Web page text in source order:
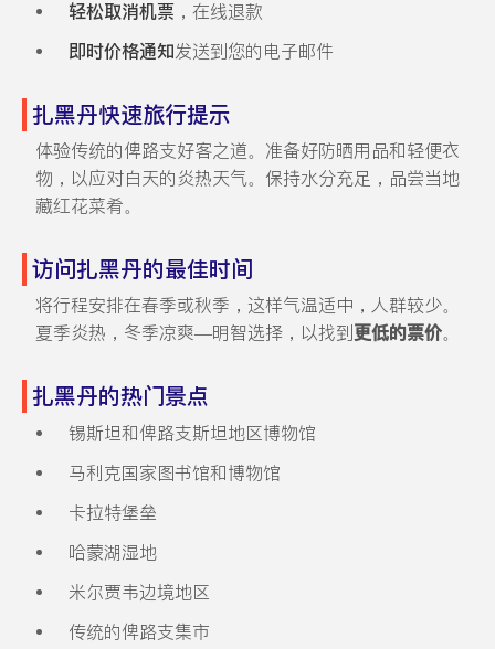
轻松取消机票，在线退款
即时价格通知发送到您的电子邮件
扎黑丹快速旅行提示
体验传统的俾路支好客之道。准备好防晒用品和轻便衣
物，以应对白天的炎热天气。保持水分充足，品尝当地
藏红花菜肴。
访问扎黑丹的最佳时间
将行程安排在春季或秋季，这样气温适中，人群较少。
夏季炎热，冬季凉爽—明智选择，以找到 更低的票价。
扎黑丹的热门景点
锡斯坦和俾路支斯坦地区博物馆
马利克国家图书馆和博物馆
卡拉特堡垒
哈蒙湖湿地
米尔贾韦边境地区
传统的俾路支集市